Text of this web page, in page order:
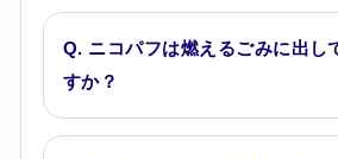
Q. ニコパフは燃えるごみに出し
すか？